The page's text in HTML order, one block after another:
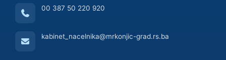
00 387 50 220 920
kabinet_nacelnika@mrkonjic-grad.rs.ba